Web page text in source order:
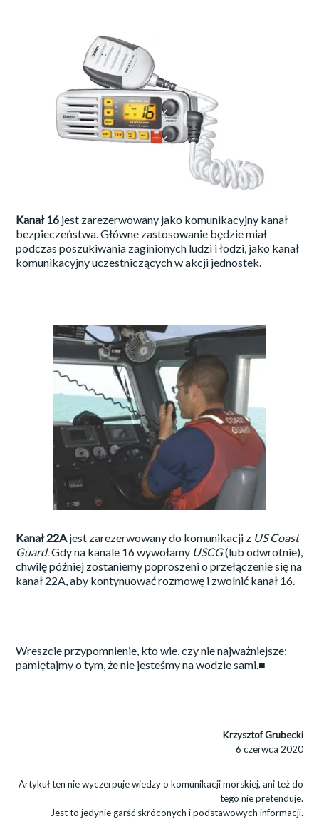
Kanał 16 jest zarezerwowany jako komunikacyjny kanał
bezpieczeństwa. Główne zastosowanie będzie miał
podczas poszukiwania zaginionych ludzi i łodzi, jako kanał
komunikacyjny uczestniczących w akcji jednostek.
Kanał 22A jest zarezerwowany do komunikacji z US Coast
Guard. Gdy na kanale 16 wywołamy USCG(lub odwrotnie),
chwilę później zostaniemy poproszeni o przełączenie się na
kanał 22A, aby kontynuować rozmowę i zwolnić kanał 16.
Wreszcie przypomnienie, kto wie, czy nie najważniejsze:
pamiętajmy o tym, że nie jesteśmy na wodzie sami.■
Krzysztof Grubecki
6 czerwca 2020
Artykuł ten nie wyczerpuje wiedzy o komunikacji morskiej, ani też do
tego nie pretenduje.
Jest to jedynie garść skróconych i podstawowych informacji.